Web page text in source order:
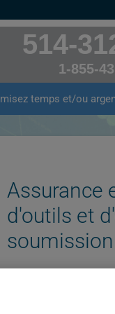
514-
1-855-
temps et/ou
Assurance
d'outils et
soumission